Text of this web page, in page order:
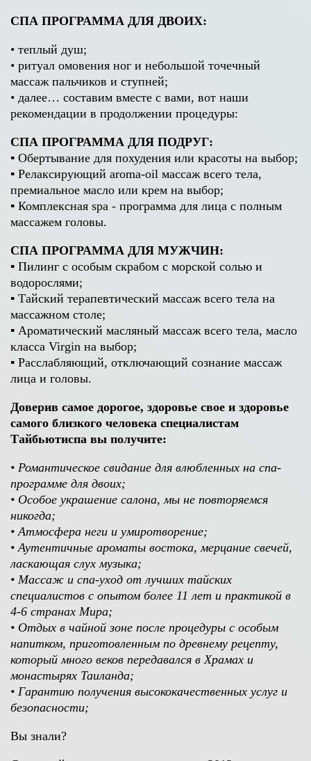
СПА ПРОГРАММА ДЛЯ ДВОИХ:
• теплый душ;
• ритуал омовения ног и небольшой точечный
массаж пальчиков и ступней;
• далее… составим вместе с вами, вот наши
рекомендации в продолжении процедуры:
СПА ПРОГРАММА ДЛЯ ПОДРУГ:
▪ Обертывание для похудения или красоты на выбор;
▪ Релаксирующий aroma-oil массаж всего тела,
премиальное масло или крем на выбор;
▪ Комплексная spa - программа для лица с полным
массажем головы.
СПА ПРОГРАММА ДЛЯ МУЖЧИН:
▪ Пилинг с особым скрабом с морской солью и
водорослями;
▪ Тайский терапевтический массаж всего тела на
массажном столе;
▪ Ароматический масляный массаж всего тела, масло
класса Virgin на выбор;
▪ Расслабляющий, отключающий сознание массаж
лица и головы.
Доверив самое дорогое, здоровье свое и здоровье
самого близкого человека специалистам
Тайбьютиспа вы получите:
• Романтическое свидание для влюбленных на спа-
программе для двоих;
• Особое украшение салона, мы не повторяемся
никогда;
• Атмосфера неги и умиротворение;
• Аутентичные ароматы востока, мерцание свечей,
ласкающая слух музыка;
• Массаж и спа-уход от лучших тайских
специалистов с опытом более 11 лет и практикой в
4-6 странах Мира;
• Отдых в чайной зоне после процедуры с особым
напитком, приготовленным по древнему рецепту,
который много веков передавался в Храмах и
монастырях Таиланда;
• Гарантию получения высококачественных услуг и
безопасности;
Вы знали?